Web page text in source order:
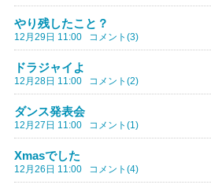
やり残したこと？
12月29日 11:00 コメント(3)
ドラジャイよ
12月28日 11:00 コメント(2)
ダンス発表会
12月27日 11:00 コメント(1)
Xmasでした
12月26日 11:00 コメント(4)